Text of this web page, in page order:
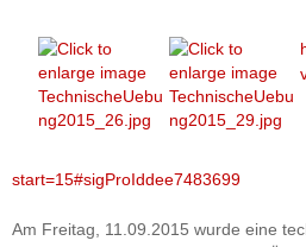
start=15#sigProIddee7483699
Am Freitag, 11.09.2015 wurde eine